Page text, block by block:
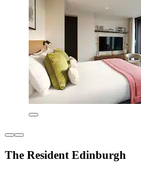
The Resident Edinburgh